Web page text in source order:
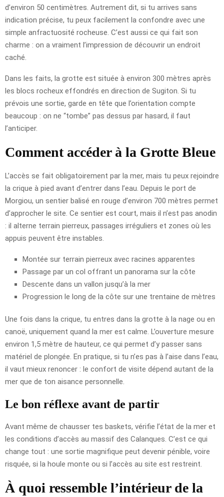
d’environ 50 centimètres. Autrement dit, si tu arrives sans
indication précise, tu peux facilement la confondre avec une
simple anfractuosité rocheuse. C’est aussi ce qui fait son
charme : on a vraiment l’impression de découvrir un endroit
caché.
Dans les faits, la grotte est située à environ 300 mètres après
les blocs rocheux effondrés en direction de Sugiton. Si tu
prévois une sortie, garde en tête que l’orientation compte
beaucoup : on ne “tombe” pas dessus par hasard, il faut
l’anticiper.
Comment accéder à la Grotte Bleue
L’accès se fait obligatoirement par la mer, mais tu peux rejoindre
la crique à pied avant d’entrer dans l’eau. Depuis le port de
Morgiou, un sentier balisé en rouge d’environ 700 mètres permet
d’approcher le site. Ce sentier est court, mais il n’est pas anodin
: il alterne terrain pierreux, passages irréguliers et zones où les
appuis peuvent être instables.
Montée sur terrain pierreux avec racines apparentes
Passage par un col offrant un panorama sur la côte
Descente dans un vallon jusqu’à la mer
Progression le long de la côte sur une trentaine de mètres
Une fois dans la crique, tu entres dans la grotte à la nage ou en
canoë, uniquement quand la mer est calme. L’ouverture mesure
environ 1,5 mètre de hauteur, ce qui permet d’y passer sans
matériel de plongée. En pratique, si tu n’es pas à l’aise dans l’eau,
il vaut mieux renoncer : le confort de visite dépend autant de la
mer que de ton aisance personnelle.
Le bon réflexe avant de partir
Avant même de chausser tes baskets, vérifie l’état de la mer et
les conditions d’accès au massif des Calanques. C’est ce qui
change tout : une sortie magnifique peut devenir pénible, voire
risquée, si la houle monte ou si l’accès au site est restreint.
À quoi ressemble l’intérieur de la